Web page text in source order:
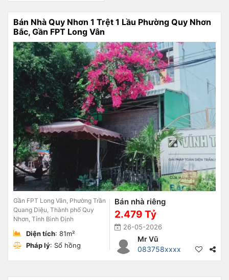
Bán Nhà Quy Nhơn 1 Trệt 1 Lầu Phường Quy Nhơn
Bắc, Gần FPT Long Vân
Gần FPT Long Vân, Phường Trần
Quang Diệu, Thành phố Quy
Nhơn, Tỉnh Bình Định
Diện tích: 81m²
Pháp lý: Sổ hồng
Bán nhà riêng
2.479 Tỷ
26-05-2026
Mr Vũ
083758xxxx